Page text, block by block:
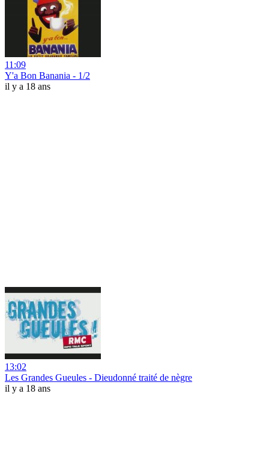
11:09
Y'a Bon Banania - 1/2
il y a 18 ans
13:02
Les Grandes Gueules - Dieudonné traité de nègre
il y a 18 ans